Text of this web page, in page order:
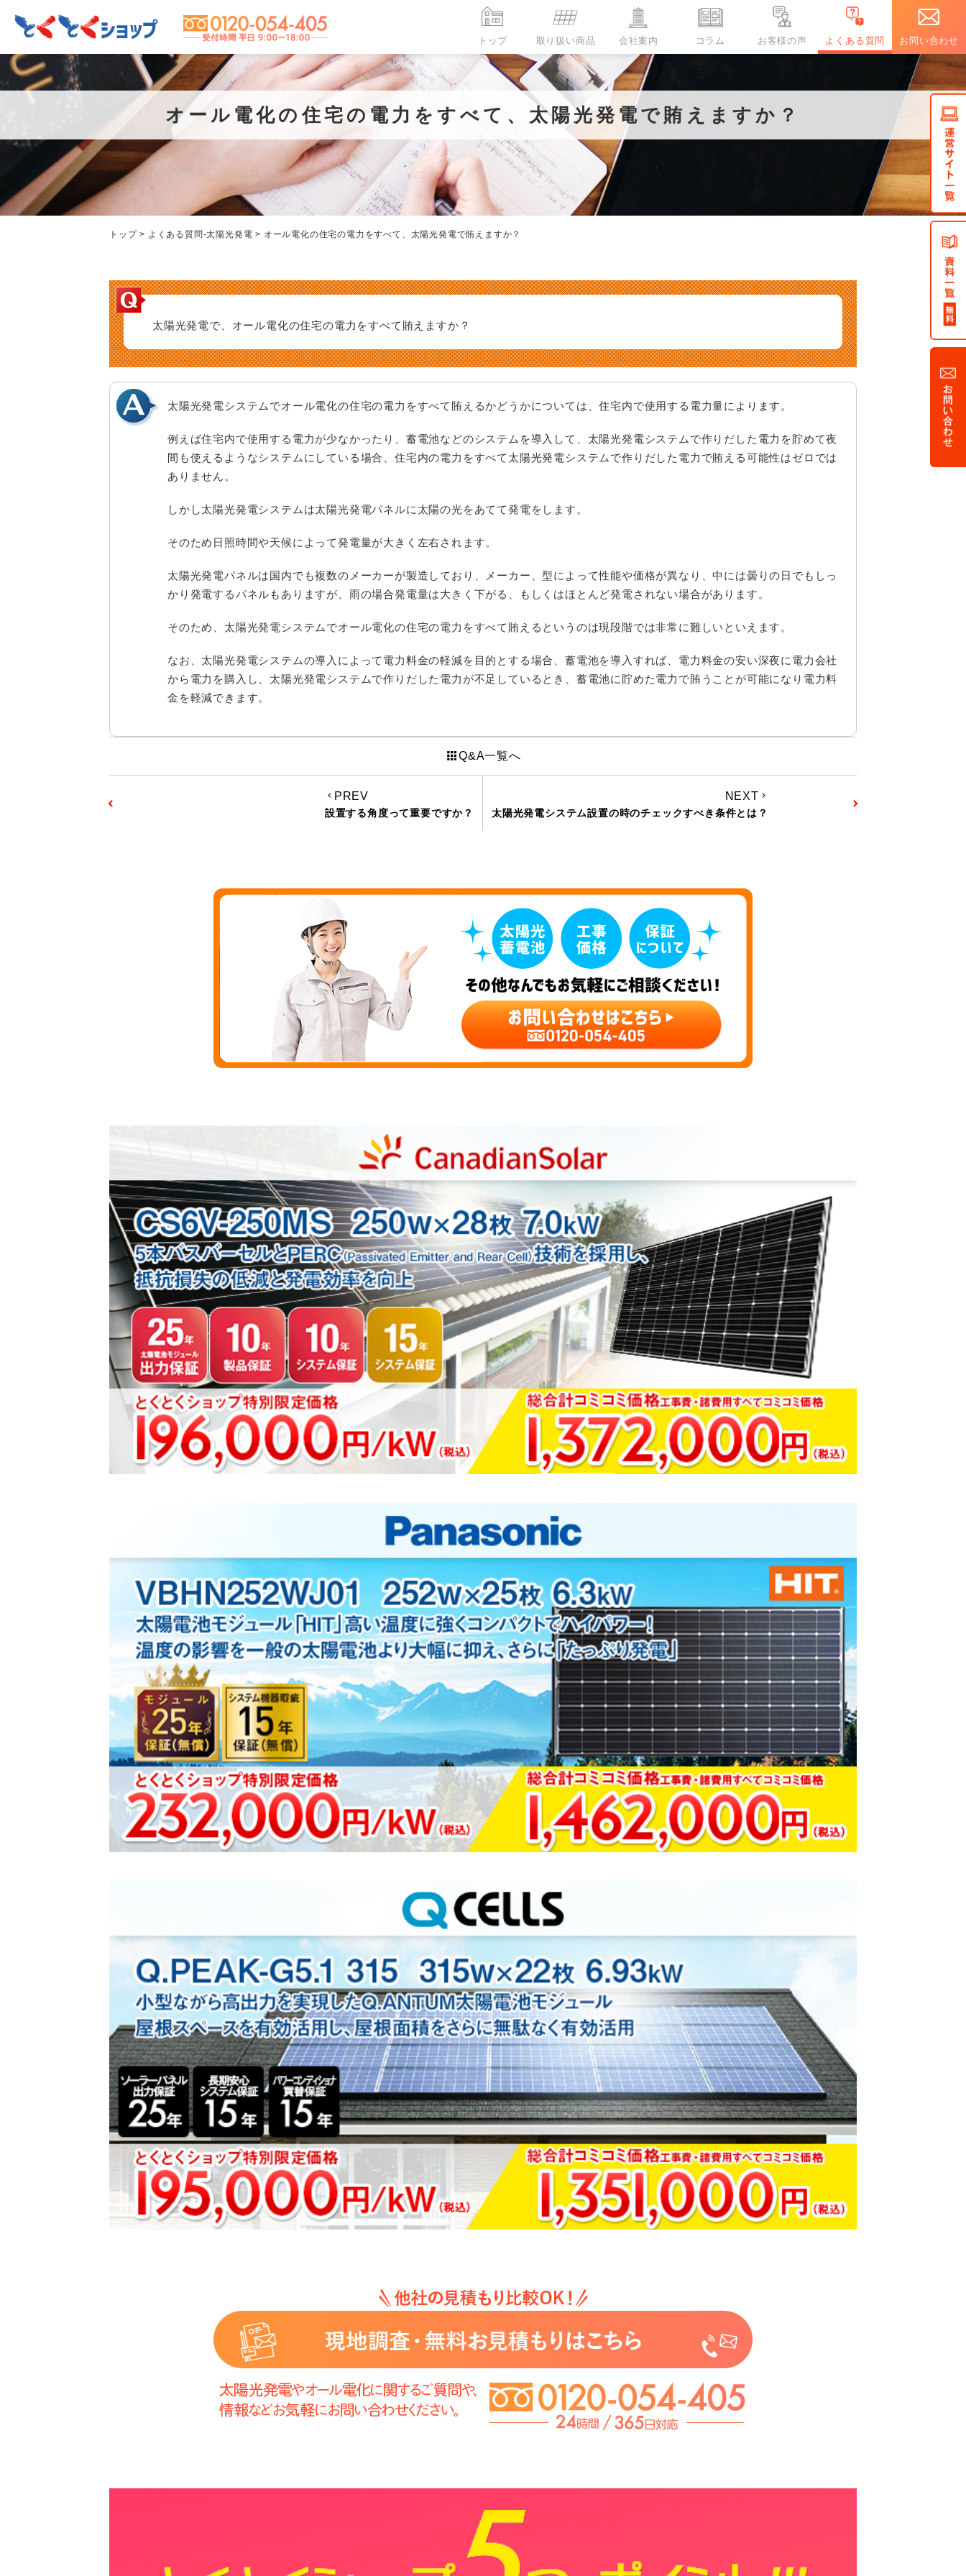
トップ 取り扱い商品
太陽光
取り扱い商品一覧
太陽光発電のメリット
太陽光発電のしくみ
保証
お問い合わせ
太陽光タイムカプセル
蓄電池
取り扱い商品一覧
取り扱い商品一覧
施工フロー
保証
お問い合わせ
会社案内
代表挨拶 ISO認証取得
個人情報保護方針 利用規約 和上クオリティ ホワイト企業認証
コラム
エコキュートコラム
2025年度エコキュート補助金の
2025事業は昨年度と何が変わ
蓄電池と太陽光発電は同時に設置
るメリットや安くする方法
エコキュートコラム
室外機の盗難被害が急増！？エコ
も盗難防止対策が必要！
お客様の声
エコキュートお客様の声
【能登半島復興支援】エコキュー
いただきました M様
【能登半島復興支援】エコキュー
いただきました Y様
エコキュートお客様の声
【エコキュート】商品の導入のき
よくある質問
オール電化 蓄電池
架台
お問い合わせ
オール電化の住宅の電力をすべて、太陽光発電で賄えますか？
トップ> よくある質問-太陽光発電 > オール電化の住宅の電力をすべて、太陽光発電で賄えますか？
太陽光発電で、オール電化の住宅の電力をすべて賄えますか？
太陽光発電システムでオール電化の住宅の電力をすべて賄えるかどうかについては、住宅内で使用する電力量によります。
例えば住宅内で使用する電力が少なかったり、蓄電池などのシステムを導入して、太陽光発電システムで作りだした電力を貯めて夜
間も使えるようなシステムにしている場合、住宅内の電力をすべて太陽光発電システムで作りだした電力で賄える可能性はゼロでは
ありません。
しかし太陽光発電システムは太陽光発電パネルに太陽の光をあてて発電をします。
そのため日照時間や天候によって発電量が大きく左右されます。
太陽光発電パネルは国内でも複数のメーカーが製造しており、メーカー、型によって性能や価格が異なり、中には曇りの日でもしっ
かり発電するパネルもありますが、雨の場合発電量は大きく下がる、もしくはほとんど発電されない場合があります。
そのため、太陽光発電システムでオール電化の住宅の電力をすべて賄えるというのは現段階では非常に難しいといえます。
なお、太陽光発電システムの導入によって電力料金の軽減を目的とする場合、蓄電池を導入すれば、電力料金の安い深夜に電力会社
から電力を購入し、太陽光発電システムで作りだした電力が不足しているとき、蓄電池に貯めた電力で賄うことが可能になり電力料
金を軽減できます。
appsQ&A一覧へ
keyboard_arrow_left PREV
設置する角度って重要ですか？
NEXT keyboard_arrow_right
太陽光発電システム設置の時のチェックすべき条件とは？